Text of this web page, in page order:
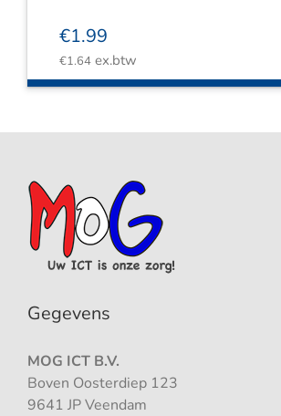
€1.99
€1.64 ex.btw
Gegevens
MOG ICT B.V.
Boven Oosterdiep 123
9641 JP Veendam